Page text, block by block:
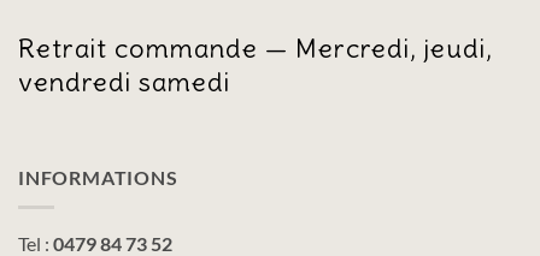
Retrait commande — Mercredi, jeudi,
vendredi samedi
INFORMATIONS
Tel : 0479 84 73 52